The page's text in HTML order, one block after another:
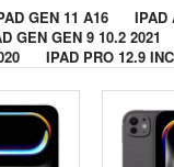
GEN 11 A16
IPAD
GEN GEN 9 10.2 2021
IPAD PRO 12.9